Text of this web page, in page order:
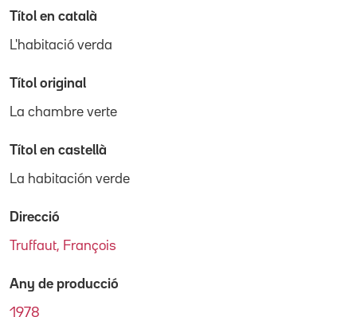
Títol en català
L'habitació verda
Títol original
La chambre verte
Títol en castellà
La habitación verde
Direcció
Truffaut, François
Any de producció
1978